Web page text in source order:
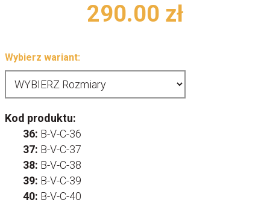
290.00 zł
Wybierz wariant:
Kod produktu:
36: B-V-C-36
37: B-V-C-37
38: B-V-C-38
39: B-V-C-39
40: B-V-C-40